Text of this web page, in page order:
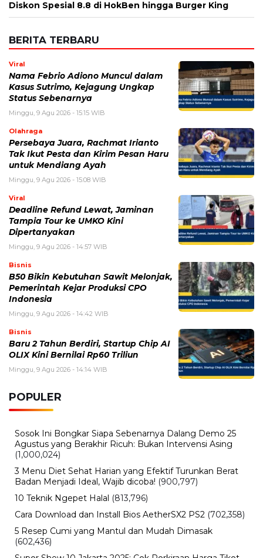
Diskon Spesial 8.8 di HokBen hingga Burger King ‎
BERITA TERBARU
Viral
Nama Febrio Adiono Muncul dalam
Kasus Sutrimo, Kejagung Ungkap
Status Sebenarnya
Minggu, 9 Agu 2026 - 15:15 WIB
Olahraga
Persebaya Juara, Rachmat Irianto
Tak Ikut Pesta dan Kirim Pesan Haru
untuk Mendiang Ayah
Minggu, 9 Agu 2026 - 15:08 WIB
Viral
Deadline Refund Lewat, Jaminan
Tampia Tour ke UMKO Kini
Dipertanyakan
Minggu, 9 Agu 2026 - 14:57 WIB
Bisnis
B50 Bikin Kebutuhan Sawit Melonjak,
Pemerintah Kejar Produksi CPO
Indonesia
Minggu, 9 Agu 2026 - 14:42 WIB
Bisnis
Baru 2 Tahun Berdiri, Startup Chip AI
OLIX Kini Bernilai Rp60 Triliun
Minggu, 9 Agu 2026 - 14:14 WIB
POPULER
Sosok Ini Bongkar Siapa Sebenarnya Dalang Demo 25
Agustus yang Berakhir Ricuh: Bukan Intervensi Asing
(1,000,024)
3 Menu Diet Sehat Harian yang Efektif Turunkan Berat
Badan Menjadi Ideal, Wajib dicoba! (900,797)
10 Teknik Ngepet Halal (813,796)
Cara Download dan Install Bios AetherSX2 PS2 (702,358)
5 Resep Cumi yang Mantul dan Mudah Dimasak
(602,436)